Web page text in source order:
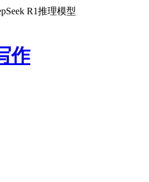
R1推理模型